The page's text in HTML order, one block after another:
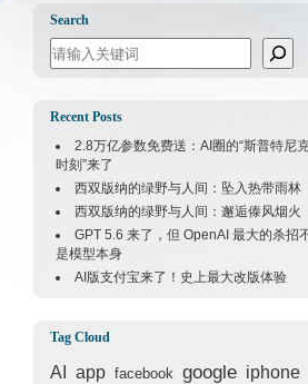
Search
Search
Recent Posts
2.8万亿参数免费送：AI圈的“斯普特尼
时刻”来了
西双版纳的绿野与人间：坠入热带雨林
西双版纳的绿野与人间：邂逅傣风烟火
GPT 5.6 来了，但 OpenAI 最大的杀招
是模型本身
AI版支付宝来了！史上最大改版体验
Tag Cloud
AI app facebook google iphone